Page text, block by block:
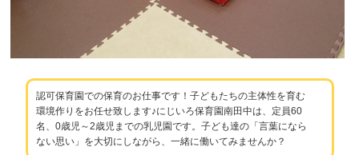
認可保育園での保育のお仕事です！子どもたちの主体性を育む
環境作りをお任せ致します♪にじいろ保育園南田中は、定員60
名、0歳児～2歳児までの乳児園です。子ども達の「言葉になら
ない思い」を大切にしながら、一緒に働いてみませんか？